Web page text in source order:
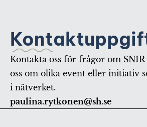
Om Oss
Blogg
Event
Portalen
Kontakta oss för frågor om
oss om olika event eller initiativ
i nätverket.
paulina.rytkonen@sh.se